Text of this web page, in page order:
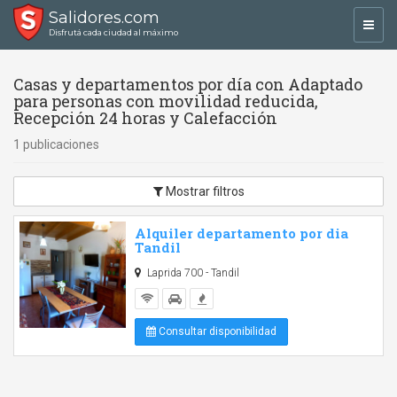
Salidores.com
Disfrutá cada ciudad al máximo
Casas y departamentos por día con Adaptado
para personas con movilidad reducida,
Recepción 24 horas y Calefacción
1 publicaciones
Mostrar filtros
Alquiler departamento por dia
Tandil
Laprida 700 - Tandil
Consultar disponibilidad